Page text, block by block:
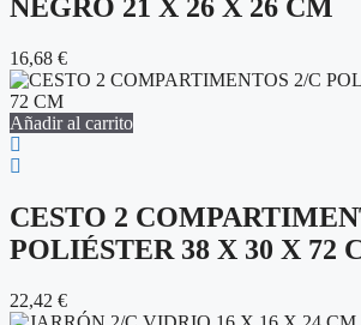
NEGRO 21 X 26 X 26 CM
16,68 €
Añadir al carrito
CESTO 2
POLIÉSTER 38 X 30 X 72
22,42 €